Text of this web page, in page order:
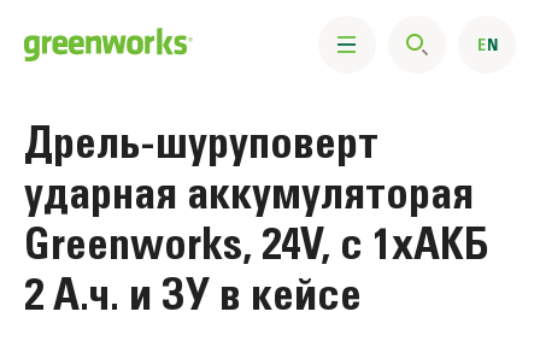
Дрель-шуруповерт
ударная аккумуляторая
Greenworks, 24V, с 1хАКБ
2 А.ч. и ЗУ в кейсе